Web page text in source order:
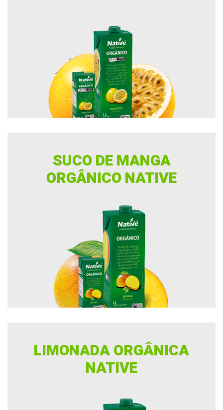
SUCO DE MANGA
ORGÂNICO NATIVE
LIMONADA ORGÂNICA
NATIVE